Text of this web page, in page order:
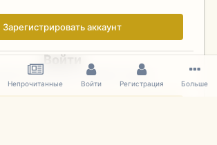
Зарегистрировать аккаунт
Войти
Войдите здесь.
Непрочитанные Войти Регистрация Больше